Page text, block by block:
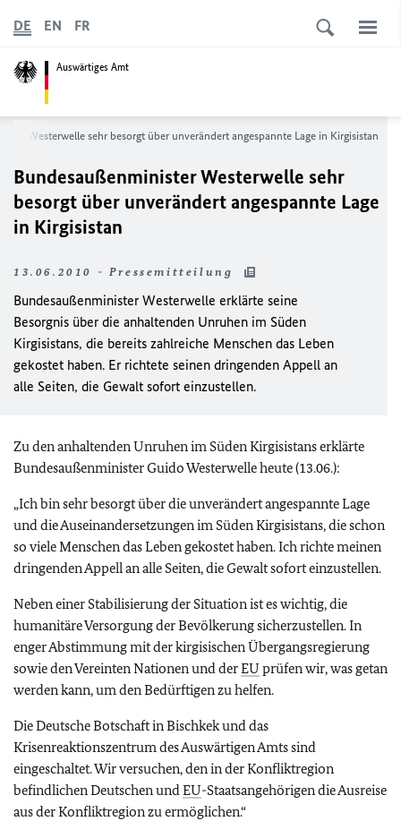
Auswärtiges Amt
DE EN FR
Westerwelle sehr besorgt über unverändert angespannte Lage in Kirgisistan
Bundesaußenminister Westerwelle sehr
besorgt über unverändert angespannte Lage
in Kirgisistan
13.06.2010 - Pressemitteilung
Bundesaußenminister Westerwelle erklärte seine
Besorgnis über die anhaltenden Unruhen im Süden
Kirgisistans, die bereits zahlreiche Menschen das Leben
gekostet haben. Er richtete seinen dringenden Appell an
alle Seiten, die Gewalt sofort einzustellen.
Zu den anhaltenden Unruhen im Süden Kirgisistans erklärte
Bundesaußenminister Guido Westerwelle heute (13.06.):
„Ich bin sehr besorgt über die unverändert angespannte Lage
und die Auseinandersetzungen im Süden Kirgisistans, die schon
so viele Menschen das Leben gekostet haben. Ich richte meinen
dringenden Appell an alle Seiten, die Gewalt sofort einzustellen.
Neben einer Stabilisierung der Situation ist es wichtig, die
humanitäre Versorgung der Bevölkerung sicherzustellen. In
enger Abstimmung mit der kirgisischen Übergangsregierung
sowie den Vereinten Nationen und derEU prüfen wir, was getan
werden kann, um den Bedürftigen zu helfen.
Die Deutsche Botschaft in Bischkek und das
Krisenreaktionszentrum des Auswärtigen Amts sind
eingeschaltet. Wir versuchen, den in der Konfliktregion
befindlichen Deutschen undEU-Staatsangehörigen die Ausreise
aus der Konfliktregion zu ermöglichen.“